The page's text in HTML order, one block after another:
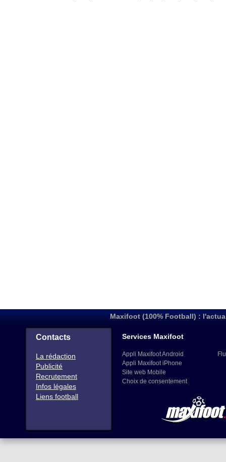
Maxifoot (100% Football) :
Contacts
La rédaction
Publicité
Recrutement
Infos légales
Liens football
Services Maxifoot
Appli Maxifoot Android
Appli Maxifoot iPhone
Site web Mobile
Choix de consentement